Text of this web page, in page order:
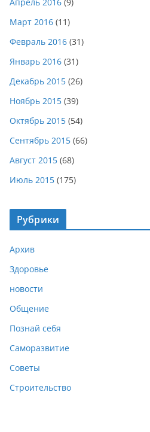
Март 2016 (11)
Февраль 2016 (31)
Январь 2016 (31)
Декабрь 2015 (26)
Ноябрь 2015 (39)
Октябрь 2015 (54)
Сентябрь 2015 (66)
Август 2015 (68)
Июль 2015 (175)
Рубрики
Архив
Здоровье
новости
Общение
Познай себя
Саморазвитие
Советы
Строительство